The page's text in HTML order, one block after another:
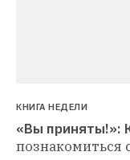
КНИГА НЕДЕЛИ
«Вы приняты!»:
познакомиться